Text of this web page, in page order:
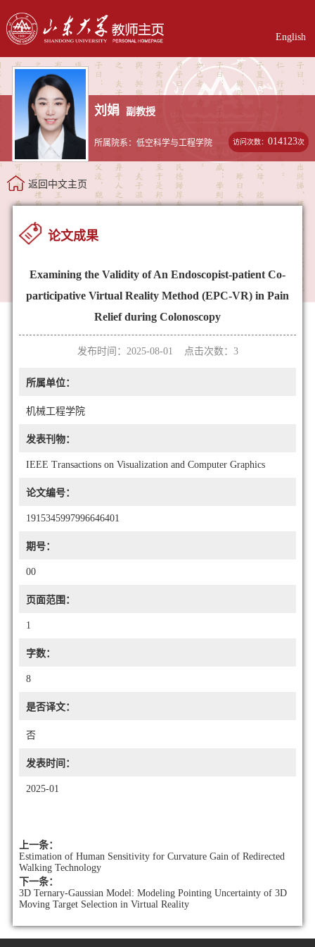
English
刘娟 副教授
所属院系：低空科学与工程学院 访问次数：014123次
返回中文主页
论文成果
Examining the Validity of An Endoscopist-patient Co-
participative Virtual Reality Method (EPC-VR) in Pain
Relief during Colonoscopy
发布时间：2025-08-01 点击次数： 3
所属单位：
机械工程学院
发表刊物：
IEEE Transactions on Visualization and Computer Graphics
论文编号：
1915345997996646401
期号：
00
页面范围：
1
字数：
8
是否译文：
否
发表时间：
2025-01
上一条：
Estimation of Human Sensitivity for Curvature Gain of Redirected
Walking Technology
下一条：
3D Ternary-Gaussian Model: Modeling Pointing Uncertainty of 3D
Moving Target Selection in Virtual Reality